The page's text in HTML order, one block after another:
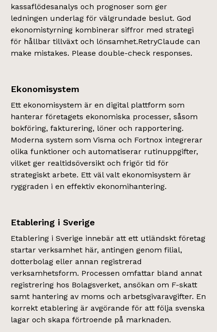
kassaflödesanalys och prognoser som ger
ledningen underlag för välgrundade beslut. God
ekonomistyrning kombinerar siffror med strategi
för hållbar tillväxt och lönsamhet.RetryClaude can
make mistakes. Please double-check responses.
Ekonomisystem
Ett ekonomisystem är en digital plattform som
hanterar företagets ekonomiska processer, såsom
bokföring, fakturering, löner och rapportering.
Moderna system som Visma och Fortnox integrerar
olika funktioner och automatiserar rutinuppgifter,
vilket ger realtidsöversikt och frigör tid för
strategiskt arbete. Ett väl valt ekonomisystem är
ryggraden i en effektiv ekonomihantering.
Etablering i Sverige
Etablering i Sverige innebär att ett utländskt företag
startar verksamhet här, antingen genom filial,
dotterbolag eller annan registrerad
verksamhetsform. Processen omfattar bland annat
registrering hos Bolagsverket, ansökan om F-skatt
samt hantering av moms och arbetsgivaravgifter. En
korrekt etablering är avgörande för att följa svenska
lagar och skapa förtroende på marknaden.